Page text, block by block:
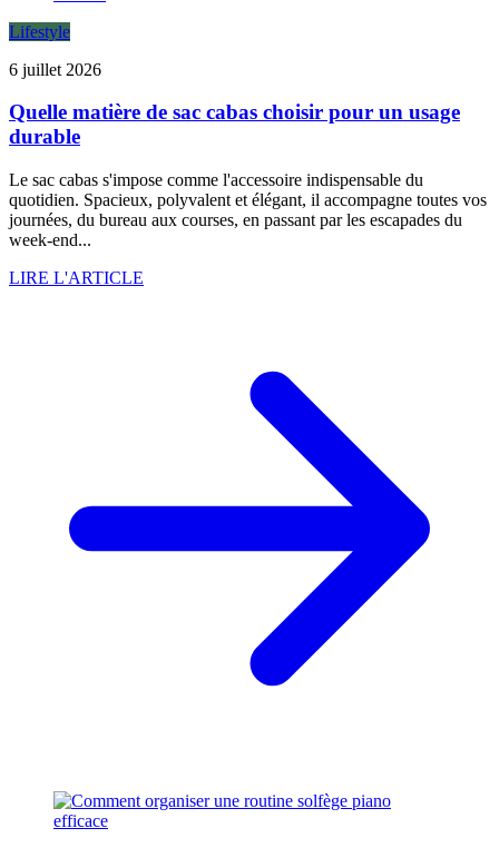
Lifestyle
6 juillet 2026
Quelle matière de sac cabas choisir pour un usage
durable
Le sac cabas s'impose comme l'accessoire indispensable du
quotidien. Spacieux, polyvalent et élégant, il accompagne toutes vos
journées, du bureau aux courses, en passant par les escapades du
week-end...
LIRE L'ARTICLE